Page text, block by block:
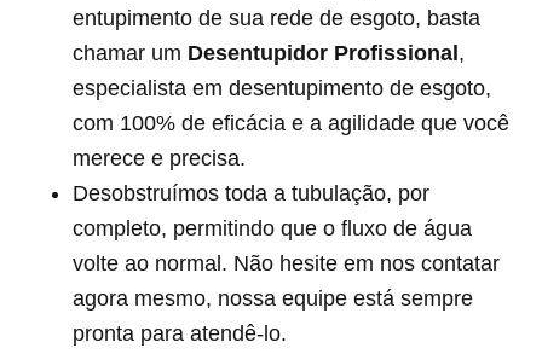
entupimento de sua rede de esgoto, basta
chamar um Desentupidor Profissional ,
especialista em desentupimento de esgoto,
com 100% de eficácia e a agilidade que você
merece e precisa.
Desobstruímos toda a tubulação, por
completo, permitindo que o fluxo de água
volte ao normal. Não hesite em nos contatar
agora mesmo, nossa equipe está sempre
pronta para atendê-lo.